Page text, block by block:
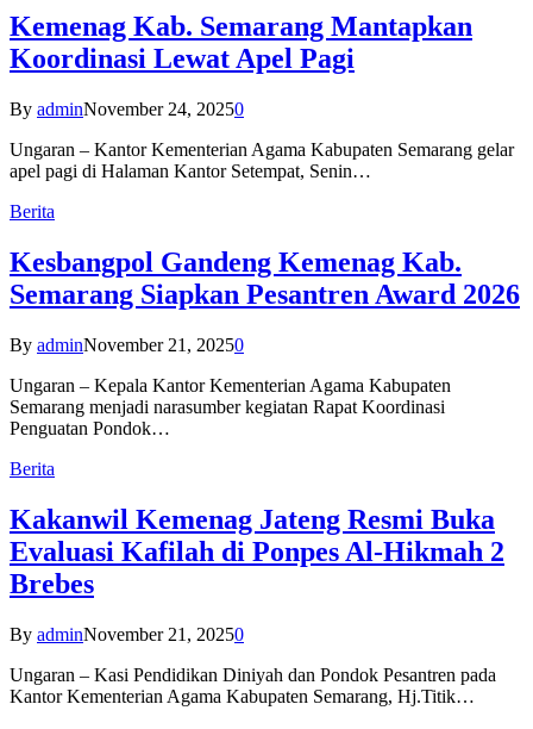
Kemenag Kab. Semarang Mantapkan
Koordinasi Lewat Apel Pagi
By adminNovember 24, 20250
Ungaran – Kantor Kementerian Agama Kabupaten Semarang gelar
apel pagi di Halaman Kantor Setempat, Senin…
Berita
Kesbangpol Gandeng Kemenag Kab.
Semarang Siapkan Pesantren Award 2026
By adminNovember 21, 20250
Ungaran – Kepala Kantor Kementerian Agama Kabupaten
Semarang menjadi narasumber kegiatan Rapat Koordinasi
Penguatan Pondok…
Berita
Kakanwil Kemenag Jateng Resmi Buka
Evaluasi Kafilah di Ponpes Al-Hikmah 2
Brebes
By adminNovember 21, 20250
Ungaran – Kasi Pendidikan Diniyah dan Pondok Pesantren pada
Kantor Kementerian Agama Kabupaten Semarang, Hj.Titik…